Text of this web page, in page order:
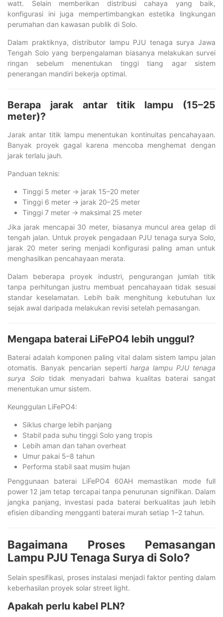
watt. Selain memberikan distribusi cahaya yang baik,
konfigurasi ini juga mempertimbangkan estetika lingkungan
perumahan dan kawasan publik di Solo.
Dalam praktiknya, distributor lampu PJU tenaga surya Jawa
Tengah Solo yang berpengalaman biasanya melakukan survei
ringan sebelum menentukan tinggi tiang agar sistem
penerangan mandiri bekerja optimal.
Berapa jarak antar titik lampu (15–25
meter)?
Jarak antar titik lampu menentukan kontinuitas pencahayaan.
Banyak proyek gagal karena mencoba menghemat dengan
jarak terlalu jauh.
Panduan teknis:
Tinggi 5 meter → jarak 15–20 meter
Tinggi 6 meter → jarak 20–25 meter
Tinggi 7 meter → maksimal 25 meter
Jika jarak mencapai 30 meter, biasanya muncul area gelap di
tengah jalan. Untuk proyek pengadaan PJU tenaga surya Solo,
jarak 20 meter sering menjadi konfigurasi paling aman untuk
menghasilkan pencahayaan merata.
Dalam beberapa proyek industri, pengurangan jumlah titik
tanpa perhitungan justru membuat pencahayaan tidak sesuai
standar keselamatan. Lebih baik menghitung kebutuhan lux
sejak awal daripada melakukan revisi setelah pemasangan.
Mengapa baterai LiFePO4 lebih unggul?
Baterai adalah komponen paling vital dalam sistem lampu jalan
otomatis. Banyak pencarian seperti harga lampu PJU tenaga
surya Solotidak menyadari bahwa kualitas baterai sangat
menentukan umur sistem.
Keunggulan LiFePO4:
Siklus charge lebih panjang
Stabil pada suhu tinggi Solo yang tropis
Lebih aman dan tahan overheat
Umur pakai 5–8 tahun
Performa stabil saat musim hujan
Penggunaan baterai LiFePO4 60AH memastikan mode full
power 12 jam tetap tercapai tanpa penurunan signifikan. Dalam
jangka panjang, investasi pada baterai berkualitas jauh lebih
efisien dibanding mengganti baterai murah setiap 1–2 tahun.
Bagaimana Proses Pemasangan
Lampu PJU Tenaga Surya di Solo?
Selain spesifikasi, proses instalasi menjadi faktor penting dalam
keberhasilan proyek solar street light.
Apakah perlu kabel PLN?